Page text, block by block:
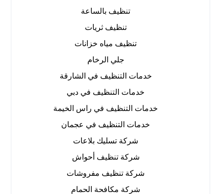
تنظيف بالساعة
تنظيف ثريات
تنظيف مياه خزانات
جلي الرخام
خدمات التنظيف في الشارقة
خدمات التنظيف في دبي
خدمات التنظيف في راس الخيمة
خدمات التنظيف في عجمان
شركة تسليك بلاعات
شركة تنظيف أحواش
شركة تنظيف مفروشات
شركة مكافحة الحمام